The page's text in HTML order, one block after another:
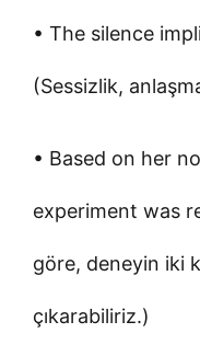
• The silence
(Sessizlik,
• Based on her
experiment was
göre, deneyin iki
çıkarabiliriz.)